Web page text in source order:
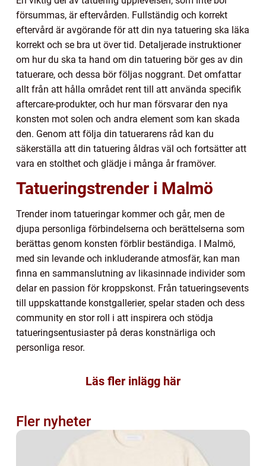
försummas, är eftervården. Fullständig och korrekt
eftervård är avgörande för att din nya tatuering ska läka
korrekt och se bra ut över tid. Detaljerade instruktioner
om hur du ska ta hand om din tatuering bör ges av din
tatuerare, och dessa bör följas noggrant. Det omfattar
allt från att hålla området rent till att använda specifik
aftercare-produkter, och hur man försvarar den nya
konsten mot solen och andra element som kan skada
den. Genom att följa din tatuerarens råd kan du
säkerställa att din tatuering åldras väl och fortsätter att
vara en stolthet och glädje i många år framöver.
Tatueringstrender i Malmö
Trender inom tatueringar kommer och går, men de
djupa personliga förbindelserna och berättelserna som
berättas genom konsten förblir beständiga. I Malmö,
med sin levande och inkluderande atmosfär, kan man
finna en sammanslutning av likasinnade individer som
delar en passion för kroppskonst. Från tatueringsevents
till uppskattande konstgallerier, spelar staden och dess
community en stor roll i att inspirera och stödja
tatueringsentusiaster på deras konstnärliga och
personliga resor.
Läs fler inlägg här
Fler nyheter